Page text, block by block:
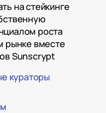
на стейкинге
роста
рынке вместе
Sunscrypt
кураторы